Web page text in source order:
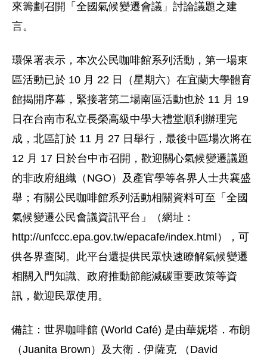
來籌劃召開「全國氣候變遷會議」討論議題之建
言。
環保署表示，本次公民咖啡館系列活動，第一場東
區活動已於 10 月 22 日（星期六）在宜蘭大學體育
館揭開序幕，緊接著第二場南區活動也於 11 月 19
日在台南市私立長榮高級中學大禮堂順利辦理完
成，北區訂於 11 月 27 日舉行，最後中區場次將在
12 月 17 日於台中市召開，歡迎關心氣候變遷議題
的非政府組織（NGO）及產官學等各界人士共襄盛
舉；有關公民咖啡館系列活動相關資料可至「全國
氣候變遷公民會議資訊平台」（網址：
http://unfccc.epa.gov.tw/epacafe/index.html），可
供各界查閱。此平台還提供民眾快速瞭解氣候變遷
相關入門知識、政府推動節能減碳重要政策等資
訊，歡迎民眾使用。
備註：世界咖啡館 (World Café) 是由華妮塔．布朗
（Juanita Brown）及大衛．伊薩克 （David